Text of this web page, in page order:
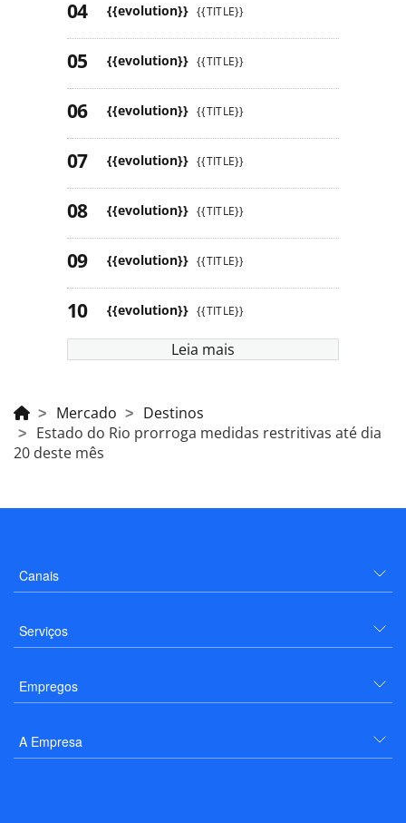
{{evolution}} {{TITLE}}
{{evolution}} {{TITLE}}
{{evolution}} {{TITLE}}
{{evolution}} {{TITLE}}
{{evolution}} {{TITLE}}
{{evolution}} {{TITLE}}
{{evolution}} {{TITLE}}
Leia mais
Mercado
Destinos
Estado do Rio prorroga medidas restritivas até dia
20 deste mês
Canais
Serviços
Empregos
A Empresa